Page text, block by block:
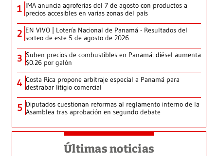
1 IMA anuncia agroferias del 7 de agosto con productos a
precios accesibles en varias zonas del país
2 EN VIVO | Lotería Nacional de Panamá - Resultados del
sorteo de este 5 de agosto de 2026
3 Suben precios de combustibles en Panamá: diésel aumenta
$0.26 por galón
4 Costa Rica propone arbitraje especial a Panamá para
destrabar litigio comercial
5 Diputados cuestionan reformas al reglamento interno de la
Asamblea tras aprobación en segundo debate
Últimas noticias